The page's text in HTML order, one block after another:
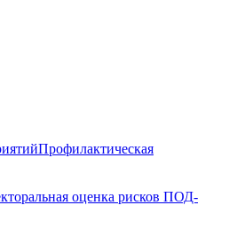
Профилактическая
оценка рисков ПОД-